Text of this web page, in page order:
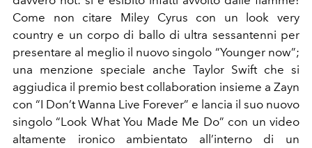
Come non citare Miley Cyrus con un look very
country e un corpo di ballo di ultra sessantenni per
presentare al meglio il nuovo singolo “Younger now”;
una menzione speciale anche Taylor Swift che si
aggiudica il premio best collaboration insieme a Zayn
con “I Don’t Wanna Live Forever” e lancia il suo nuovo
singolo “Look What You Made Me Do” con un video
altamente ironico ambientato all’interno di un